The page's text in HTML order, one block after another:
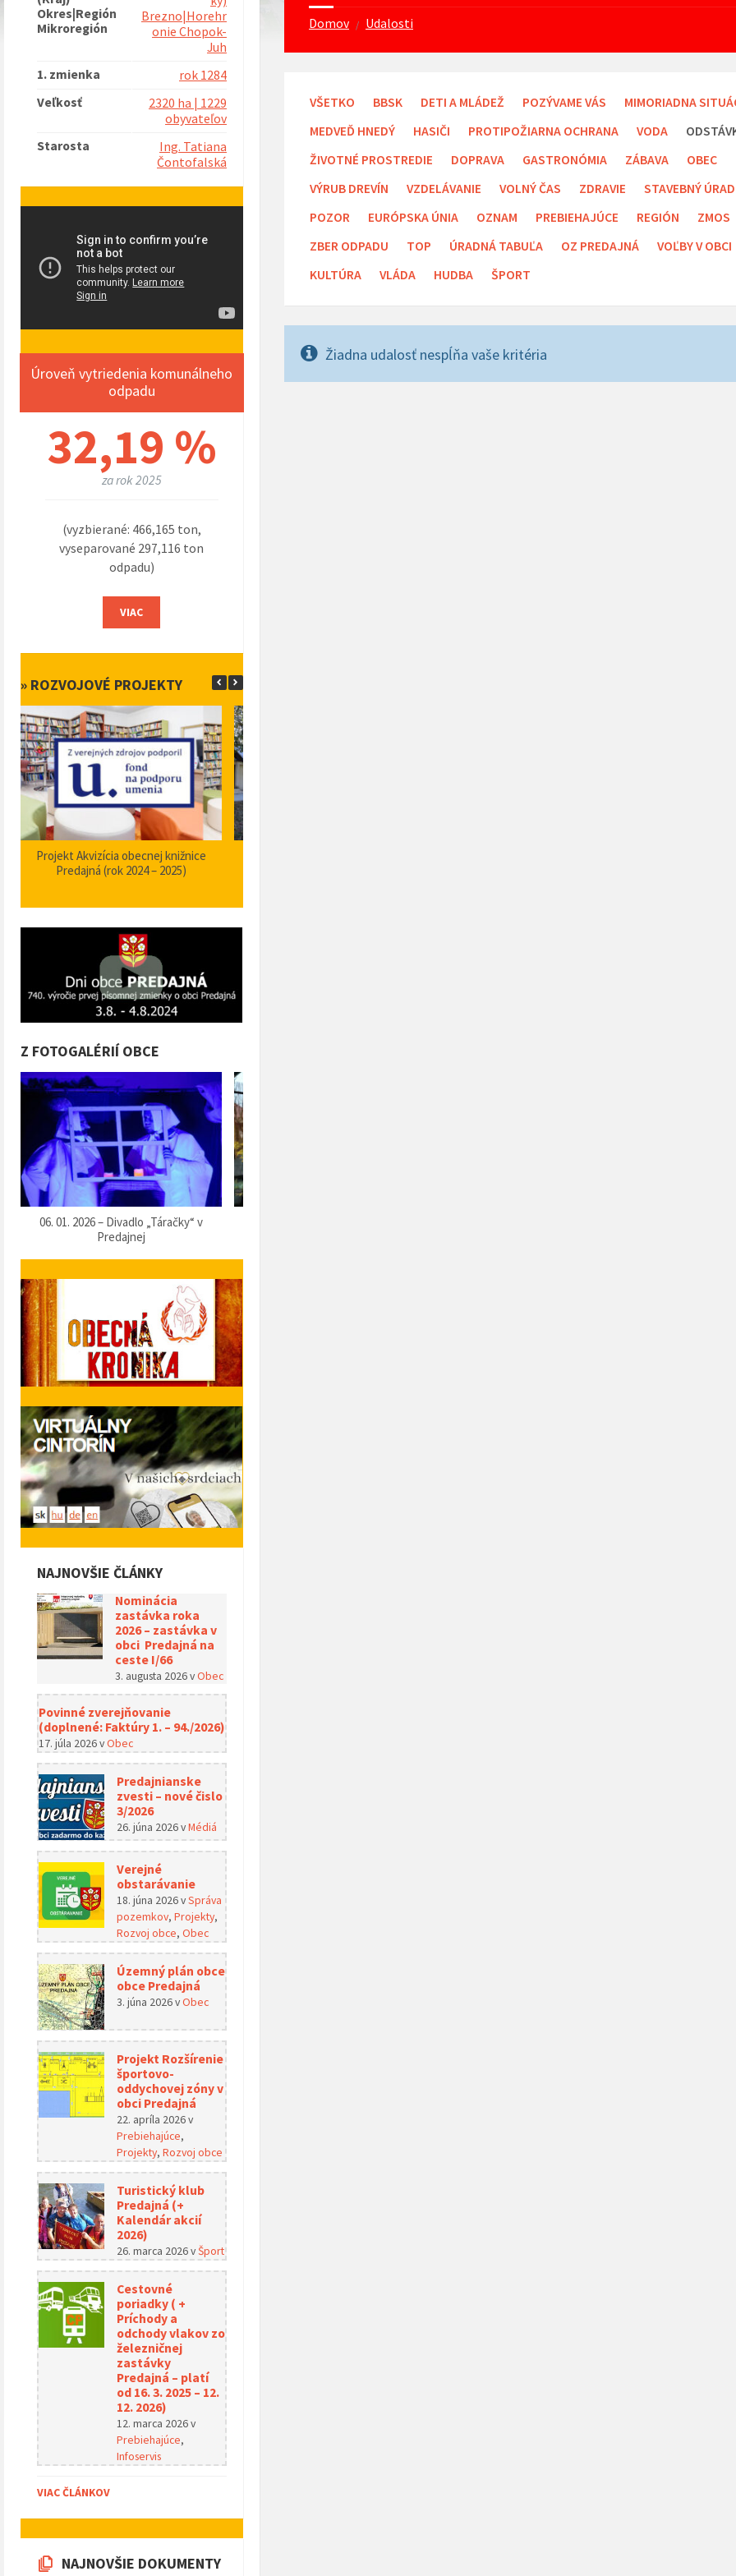
Domov / Udalosti
VŠETKO BBSK DETI A MLÁDEŽ POZÝVAME VÁS
MIMORIADNA
MEDVEĎ HNEDÝ
HASIČI PROTIPOŽIARNA OCHRANA VODA
ŽIVOTNÉ PROSTREDIE
DOPRAVA GASTRONÓMIA ZÁBAVA
OBEC
VÝRUB DREVÍN
VZDELÁVANIE VOLNÝ ČAS ZDRAVIE
STAVEBNÝ ÚRAD
POZOR
EURÓPSKA ÚNIA OZNAM PREBIEHAJÚCE REGIÓN
ZMOS
ZBER ODPADU
TOP ÚRADNÁ TABUĽA OZ PREDAJNÁ
VOĽBY V OBCI
KULTÚRA
VLÁDA HUDBA ŠPORT
Žiadna udalosť nespĺňa vaše kritéria
Okres|Región
Mikroregión
Brezno|Horehr
onie Chopok-
Juh
1. zmienka
rok 1284
Veľkosť
2320 ha | 1229
obyvateľov
Starosta
Ing. Tatiana
Čontofalská
Úroveň vytriedenia komunálneho
odpadu
32,19 %
za rok 2025
(vyzbierané: 466,165 ton,
vyseparované 297,116 ton
odpadu)
VIAC
» ROZVOJOVÉ PROJEKTY
Zabezpečenie zvýšenia bezpečnosti a
plynulosti premávky – I/66 Predajná
Z FOTOGALÉRIÍ OBCE
07. 12. 2025 – Vítanie Mikuláša
NAJNOVŠIE ČLÁNKY
Nominácia
zastávka roka
2026 – zastávka v
obci Predajná na
ceste I/66
3. augusta 2026vObec
Povinné zverejňovanie
(doplnené: Faktúry 1. – 94./2026)
17. júla 2026vObec
Predajnianske
zvesti – nové čislo
3/2026
26. júna 2026vMédiá
Verejné
obstarávanie
18. júna 2026vSpráva
pozemkov, Projekty,
Rozvoj obce, Obec
Územný plán obce
obce Predajná
3. júna 2026vObec
Projekt Rozšírenie
športovo-
oddychovej zóny v
obci Predajná
22. apríla 2026v
Prebiehajúce,
Projekty, Rozvoj obce
Turistický klub
Predajná (+
Kalendár akcií
2026)
26. marca 2026vŠport
Cestovné
poriadky ( +
Príchody a
odchody vlakov zo
železničnej
zastávky
Predajná – platí
od 16. 3. 2025 – 12.
12. 2026)
12. marca 2026v
Prebiehajúce,
Infoservis
VIAC ČLÁNKOV
NAJNOVŠIE DOKUMENTY